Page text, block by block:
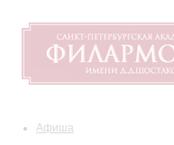
Афиша